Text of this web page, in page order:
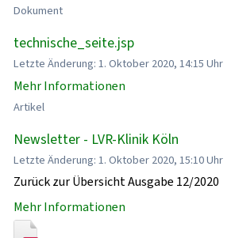
Dokument
technische_seite.jsp
Letzte Änderung: 1. Oktober 2020, 14:15 Uhr
Mehr Informationen
Artikel
Newsletter - LVR-Klinik Köln
Letzte Änderung: 1. Oktober 2020, 15:10 Uhr
Zurück zur Übersicht Ausgabe 12/2020
Mehr Informationen